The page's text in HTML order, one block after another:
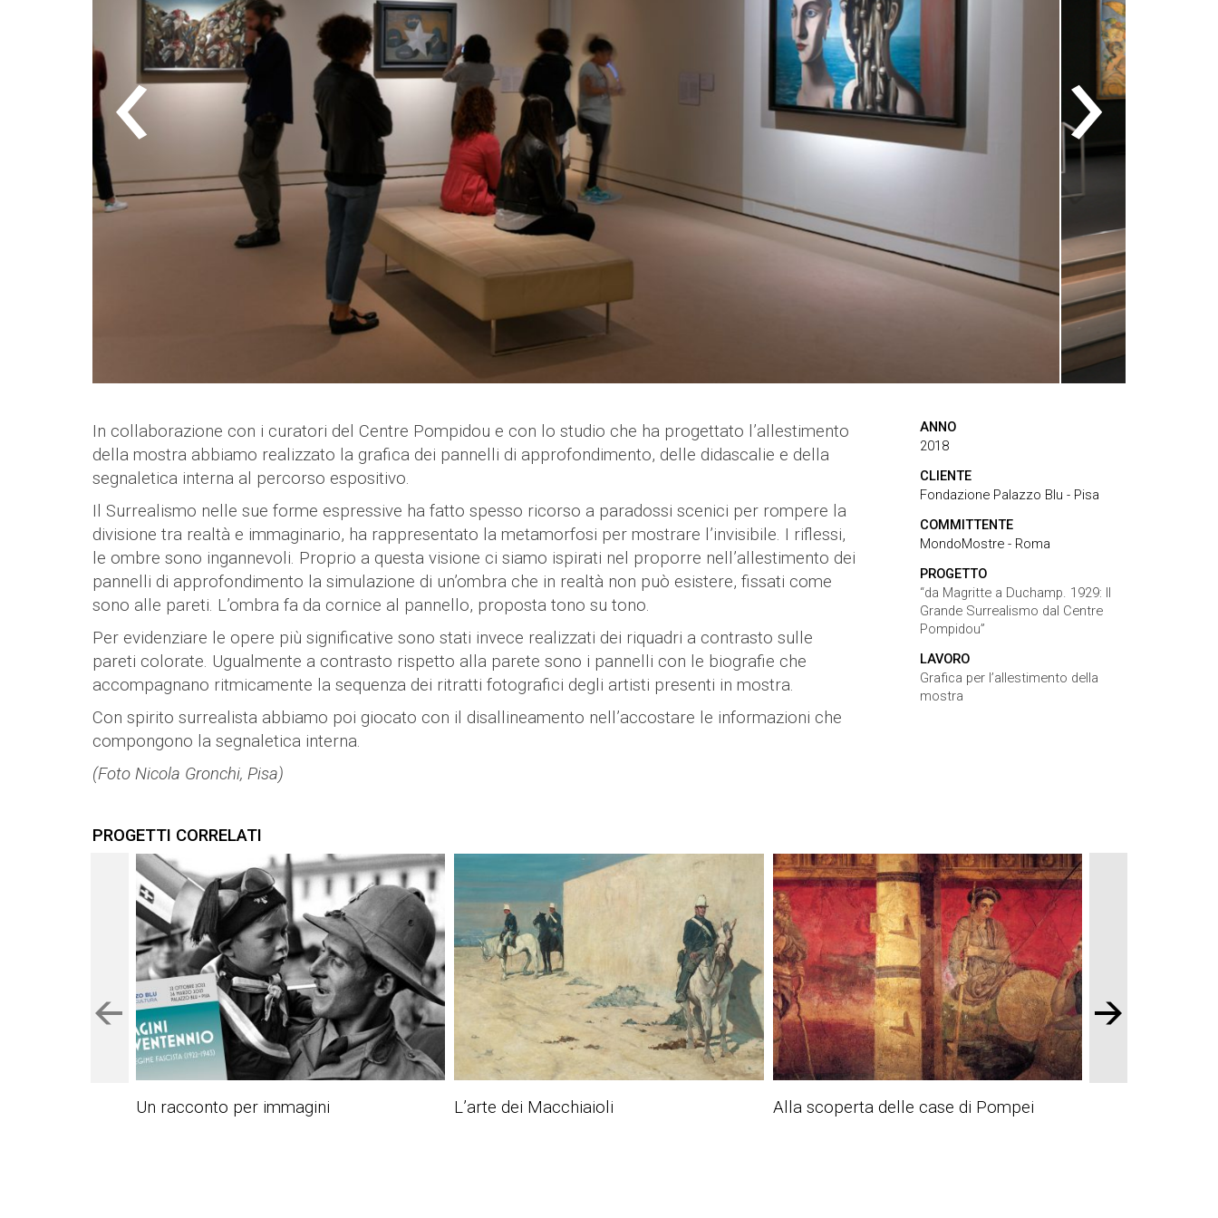
In collaborazione con i curatori del Centre Pompidou e con lo studio che ha progettato l’allestimento
della mostra abbiamo realizzato la grafica dei pannelli di approfondimento, delle didascalie e della
segnaletica interna al percorso espositivo.
Il Surrealismo nelle sue forme espressive ha fatto spesso ricorso a paradossi scenici per rompere la
divisione tra realtà e immaginario, ha rappresentato la metamorfosi per mostrare l’invisibile. I riflessi,
le ombre sono ingannevoli. Proprio a questa visione ci siamo ispirati nel proporre nell’allestimento dei
pannelli di approfondimento la simulazione di un’ombra che in realtà non può esistere, fissati come
sono alle pareti. L’ombra fa da cornice al pannello, proposta tono su tono.
Per evidenziare le opere più significative sono stati invece realizzati dei riquadri a contrasto sulle
pareti colorate. Ugualmente a contrasto rispetto alla parete sono i pannelli con le biografie che
accompagnano ritmicamente la sequenza dei ritratti fotografici degli artisti presenti in mostra.
Con spirito surrealista abbiamo poi giocato con il disallineamento nell’accostare le informazioni che
compongono la segnaletica interna.
(Foto Nicola Gronchi, Pisa)
ANNO
2018
CLIENTE
Fondazione Palazzo Blu - Pisa
COMMITTENTE
MondoMostre - Roma
PROGETTO
“da Magritte a Duchamp. 1929: Il
Grande Surrealismo dal Centre
Pompidou”
LAVORO
Grafica per l’allestimento della
mostra
PROGETTI CORRELATI
Un racconto per immagini L’arte dei Macchiaioli Alla scoperta delle case di Pompei